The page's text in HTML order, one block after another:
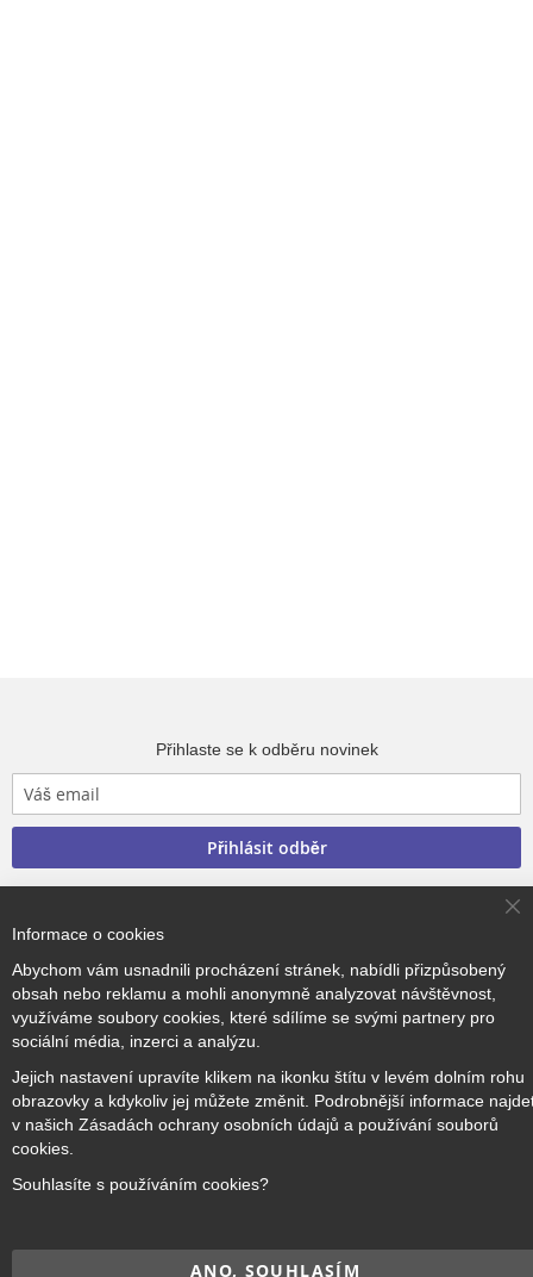
Přihlaste se k odběru novinek
Přihlásit odběr
Copyright © 2017–2026BRIDGE Academy, Všechna práva
vyhrazena.
Informace o cookies
Abychom vám usnadnili procházení stránek, nabídli přizpůsobený
obsah nebo reklamu a mohli anonymně analyzovat návštěvnost,
využíváme soubory cookies, které sdílíme se svými partnery pro
sociální média, inzerci a analýzu.
Jejich nastavení upravíte klikem na ikonku štítu v levém dolním rohu
obrazovky a kdykoliv jej můžete změnit. Podrobnější informace
v našich Zásadách ochrany osobních údajů a používání souborů
cookies.
Souhlasíte s používáním cookies?
ANO, SOUHLASÍM